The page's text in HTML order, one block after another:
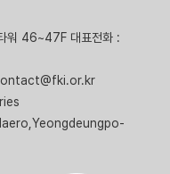
워 46~47F 대표전화 :